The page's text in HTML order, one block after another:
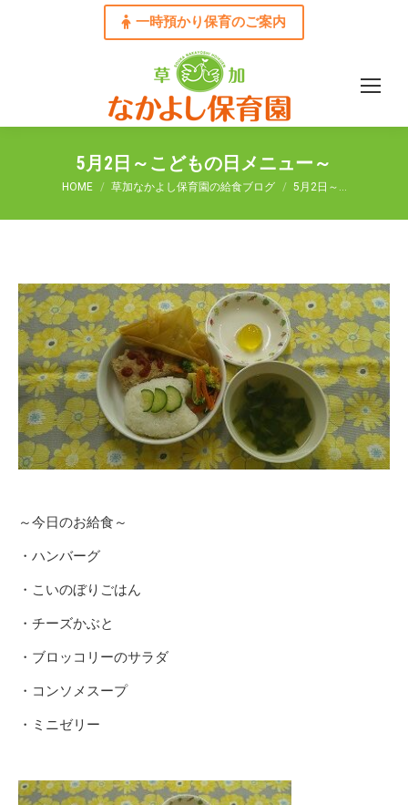
一時預かり保育のご案内
5月2日～こどもの日メニュー～
You are here:
HOME 草加なかよし保育園の給食ブログ 5月2日～…
～今日のお給食～
・ハンバーグ
・こいのぼりごはん
・チーズかぶと
・ブロッコリーのサラダ
・コンソメスープ
・ミニゼリー